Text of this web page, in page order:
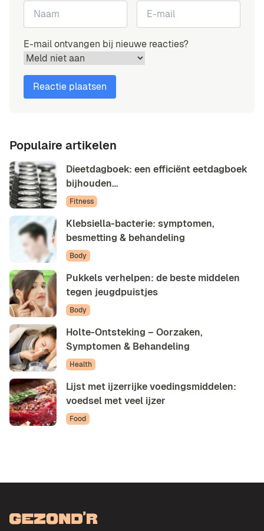
E-mail ontvangen bij nieuwe reacties?
Populaire artikelen
Dieetdagboek: een efficiënt eetdagboek
bijhouden…
Fitness
Klebsiella-bacterie: symptomen,
besmetting & behandeling
Body
Pukkels verhelpen: de beste middelen
tegen jeugdpuistjes
Body
Holte-Ontsteking – Oorzaken,
Symptomen & Behandeling
Health
Lijst met ijzerrijke voedingsmiddelen:
voedsel met veel ijzer
Food